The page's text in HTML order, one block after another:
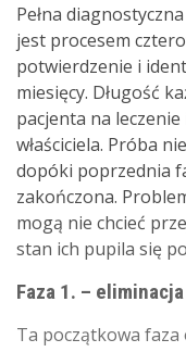
Pełna
jest procesem
potwierdzenie i
miesięcy. Długość
pacjenta na
właściciela. Próba
dopóki poprzednia
zakończona.
mogą nie chcieć
stan ich pupila się
Faza 1. – eliminacja
Ta początkowa faza